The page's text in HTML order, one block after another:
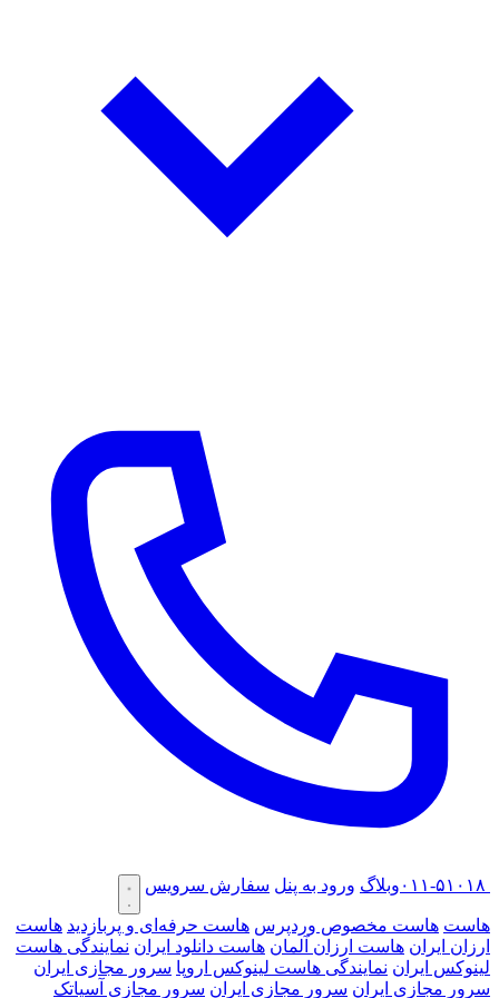
۰۱۱-۵۱۰۱۸ وبلاگ ورود به پنل سفارش سرویس
هاست هاست مخصوص وردپرس هاست حرفه‌ای و پربازدید هاست
ارزان ایران هاست ارزان آلمان هاست دانلود ایران نمایندگی هاست
لینوکس ایران نمایندگی هاست لینوکس اروپا سرور مجازی ایران
سرور مجازی ایران سرور مجازی ایران سرور مجازی آسیاتک